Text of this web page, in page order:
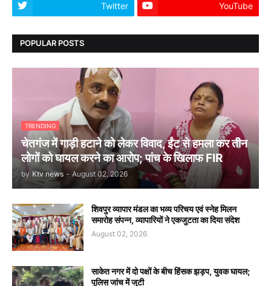
Twitter YouTube
POPULAR POSTS
TRENDING
चेतगंज में गाड़ी हटाने को लेकर विवाद, ईंट से हमला कर तीन
लोगों को घायल करने का आरोप; पांच के खिलाफ FIR
by Ktv news - August 02, 2026
शिवपुर व्यापार मंडल का भव्य परिचय एवं स्नेह मिलन
समारोह संपन्न, व्यापारियों ने एकजुटता का दिया संदेश
August 02, 2026
साकेत नगर में दो पक्षों के बीच हिंसक झड़प, युवक घायल;
पुलिस जांच में जुटी